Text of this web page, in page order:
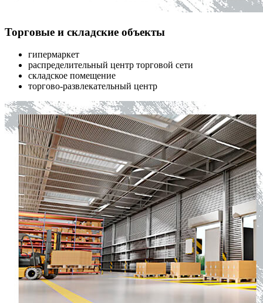
Торговые и складские объекты
гипермаркет
распределительный центр торговой сети
складское помещение
торгово-развлекательный центр